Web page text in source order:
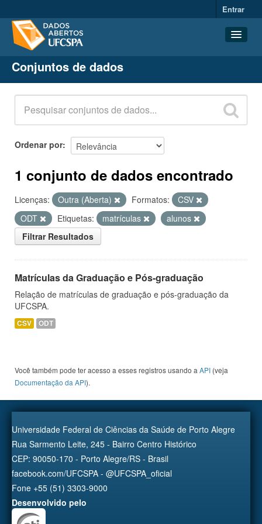
Entrar
Conjuntos de dados
Organizações
Grupos
Sobre
Conjuntos de dados
Ordenar por
1 conjunto de dados encontrado
Licenças: Outra (Aberta) Formatos:
CSV
ODT
Etiquetas: matrículas
alunos
Filtrar Resultados
Matrículas da Graduação e Pós-graduação
Relação de matrículas de graduação e pós-graduação da
UFCSPA.
CSV ODT
Você também pode ter acesso a esses registros usando a API (veja
Documentação da API).
Universidade Federal de Ciências da Saúde de Porto Alegre
Rua Sarmento Leite, 245 - Bairro Centro Histórico
CEP: 90050-170 - Porto Alegre/RS - Brasil
facebook.com/UFCSPA - @UFCSPA_oficial
Fone +55 (51) 3303-9000
Desenvolvido pelo